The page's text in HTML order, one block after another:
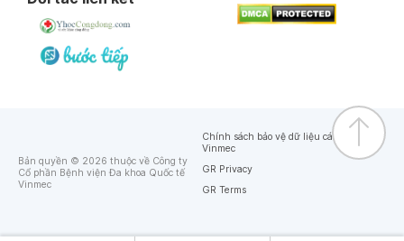
Bản quyền © 2026 thuộc về Công ty
Cổ phần Bệnh viện Đa khoa Quốc tế
Vinmec
Chính sách bảo vệ dữ liệu cá nhân của
Vinmec
GR Privacy
GR Terms